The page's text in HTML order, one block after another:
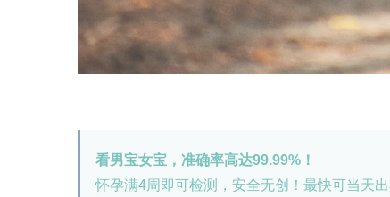
看男宝女宝，准确率高达99.99%！
怀孕满4周即可检测，安全无创！最快可当天出